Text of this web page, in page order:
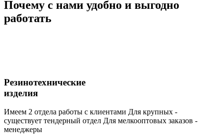
Почему с нами удобно и выгодно
работать
Резинотехнические
изделия
Имеем 2 отдела работы с клиентами Для крупных -
существует тендерный отдел Для мелкооптовых заказов -
менеджеры